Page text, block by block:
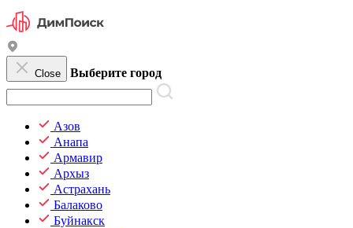
Close Выберите город
Азов
Анапа
Армавир
Архыз
Астрахань
Балаково
Буйнакск